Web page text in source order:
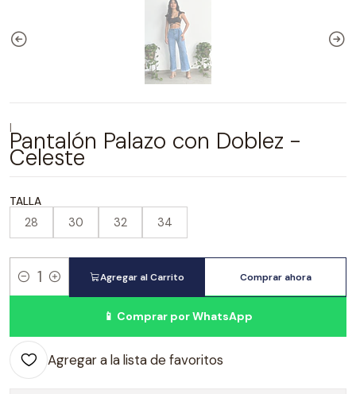
|Pantalón Palazo con Doblez -
Celeste
TALLA
28 30 32 34
Cantidad
Agregar al Carrito Comprar ahora
📱 Comprar por WhatsApp
Agregar a la lista de favoritos